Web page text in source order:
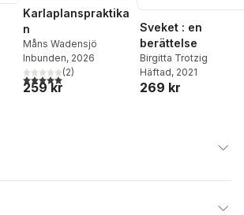
Karlaplanspraktika
n
Måns Wadensjö
Inbunden, 2026
5,0utav 5 stjärnor. Totalt antal röster:
(2)
259 kr
Sveket : en
berättelse
Birgitta Trotzig
Häftad, 2021
269 kr